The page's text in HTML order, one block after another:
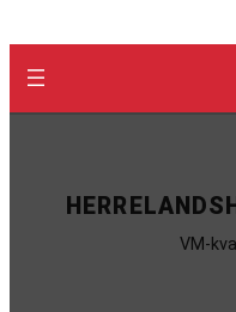
VM-